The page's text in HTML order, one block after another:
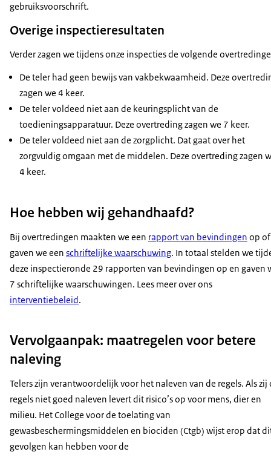
gebruiksvoorschrift.
Overige inspectieresultaten
Verder zagen we tijdens onze inspecties de volgende
De teler had geen bewijs van vakbekwaamheid. Deze
zagen we 4 keer.
De teler voldeed niet aan de keuringsplicht van de
toedieningsapparatuur. Deze overtreding zagen we 7 keer.
De teler voldeed niet aan de zorgplicht. Dat gaat over het
zorgvuldig omgaan met de middelen. Deze overtreding zagen
4 keer.
Hoe hebben wij gehandhaafd?
Bij overtredingen maakten we een rapport van bevindingen op of
gaven we een schriftelijke waarschuwing. In totaal stelden we
deze inspectieronde 29 rapporten van bevindingen op en gaven
7 schriftelijke waarschuwingen. Lees meer over ons
interventiebeleid.
Vervolgaanpak: maatregelen voor betere
naleving
Telers zijn verantwoordelijk voor het naleven van de regels. Als zij
regels niet goed naleven levert dit risico’s op voor mens, dier en
milieu. Het College voor de toelating van
gewasbeschermingsmiddelen en biociden (Ctgb) wijst erop dat
gevolgen kan hebben voor de